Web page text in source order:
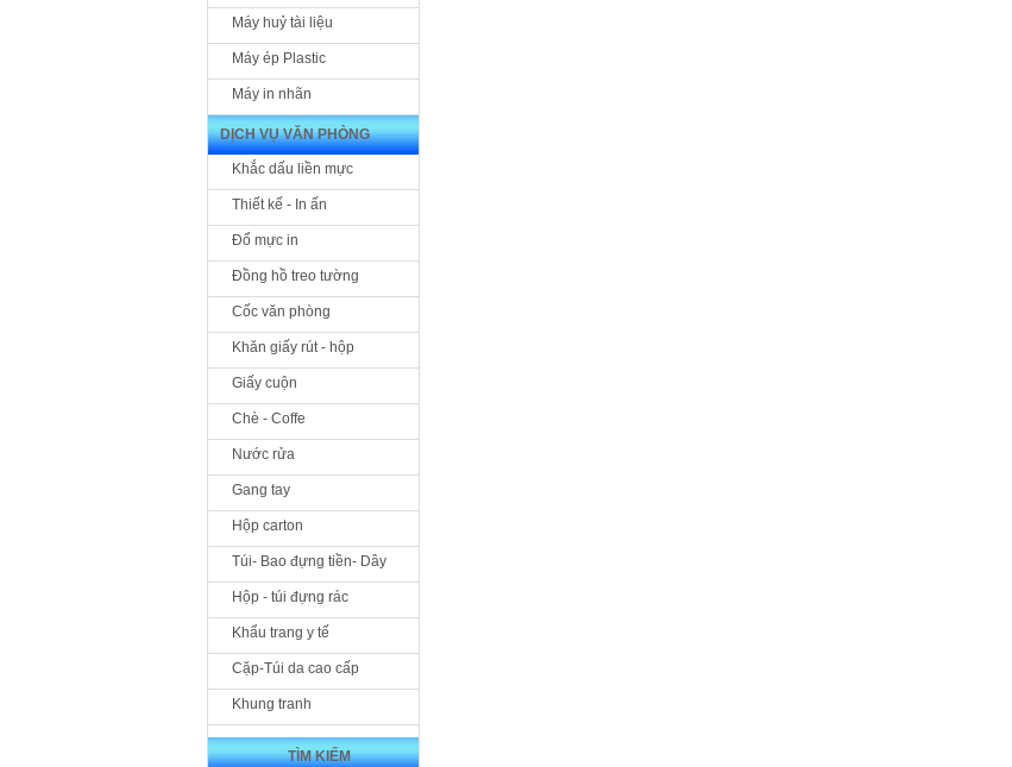
Máy huỷ tài liệu
Máy ép Plastic
Máy in nhãn
DỊCH VỤ VĂN PHÒNG
Khắc dấu liền mực
Thiết kế - In ấn
Đổ mực in
Đồng hồ treo tường
Cốc văn phòng
Khăn giấy rút - hộp
Giấy cuộn
Chè - Coffe
Nước rửa
Gang tay
Hộp carton
Túi- Bao đựng tiền- Dây
Hộp - túi đựng rác
Khẩu trang y tế
Cặp-Túi da cao cấp
Khung tranh
TÌM KIẾM